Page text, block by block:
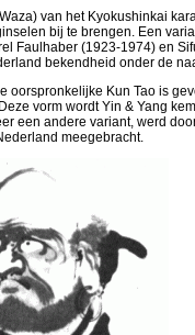
van het Kyokushinkai
bij te brengen. Een
Faulhaber (1923-1974) en
bekendheid onder de
oorspronkelijke Kun Tao is
vorm wordt Yin & Yang
een andere variant, werd
meegebracht.